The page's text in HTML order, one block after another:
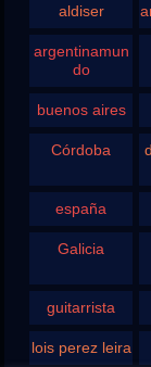
aldiser
argentinamun
do
buenos aires
Córdoba
españa
Galicia
guitarrista
lois perez leira